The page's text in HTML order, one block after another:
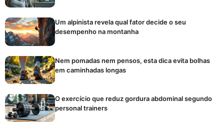
Um alpinista revela qual fator decide o seu
desempenho na montanha
Nem pomadas nem pensos, esta dica evita bolhas
em caminhadas longas
O exercício que reduz gordura abdominal segundo
personal trainers